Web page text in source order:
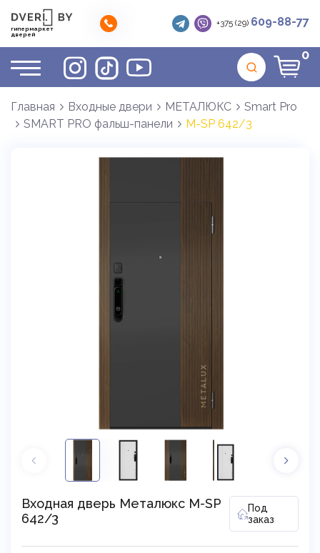
гипермаркет
дверей
+375 (29) 609-88-77
0
Главная Входные двери МЕТАЛЮКС
Smart Pro
SMART PRO фальш-панели
М-SP 642/3
Входная дверь Металюкс М-SP
642/3
Под
заказ